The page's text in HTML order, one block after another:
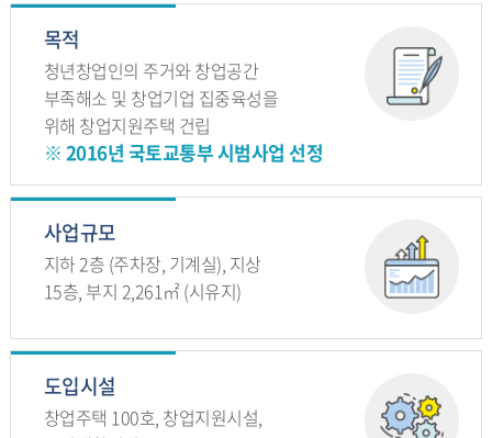
목적
청년창업인의 주거와 창업공간
부족해소 및 창업기업 집중육성을
위해 창업지원주택 건립
※ 2016년 국토교통부 시범사업 선정
사업규모
지하 2층 (주차장, 기계실), 지상
15층, 부지 2,261㎡ (시유지)
도입시설
창업주택 100호, 창업지원시설,